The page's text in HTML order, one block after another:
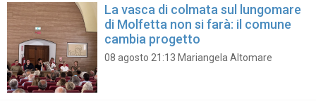
La vasca di colmata sul lungomare
di Molfetta non si farà: il comune
cambia progetto
08 agosto 21:13 Mariangela Altomare